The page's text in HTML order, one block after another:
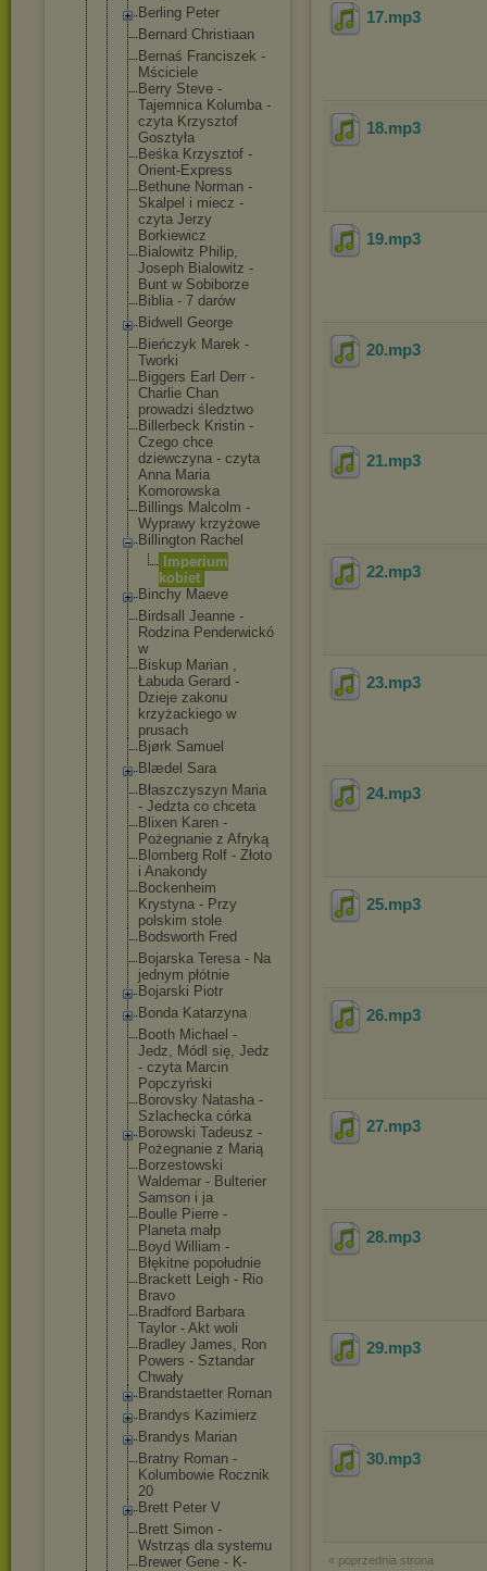
Berling Peter
Bernard Christiaan
Bernaś Franciszek -
Mściciele
Berry Steve -
Tajemnica Kolumba -
czyta Krzysztof
Gosztyła
Beśka Krzysztof -
Orient-Express
Bethune Norman -
Skalpel i miecz -
czyta Jerzy
Borkiewicz
Bialowitz Philip,
Joseph Bialowitz -
Bunt w Sobiborze
Biblia - 7 darów
Bidwell George
Bieńczyk Marek -
Tworki
Biggers Earl Derr -
Charlie Chan
prowadzi śledztwo
Billerbeck Kristin -
Czego chce
dziewczyna - czyta
Anna Maria
Komorowska
Billings Malcolm -
Wyprawy krzyżowe
Billington Rachel
Imperium
kobiet
Binchy Maeve
Birdsall Jeanne -
Rodzina Penderwickó
w
Biskup Marian ,
Łabuda Gerard -
Dzieje zakonu
krzyżackiego w
prusach
Bjørk Samuel
Blædel Sara
Błaszczyszyn Maria
- Jedzta co chceta
Blixen Karen -
Pożegnanie z Afryką
Blomberg Rolf - Złoto
i Anakondy
Bockenheim
Krystyna - Przy
polskim stole
Bodsworth Fred
Bojarska Teresa - Na
jednym płótnie
Bojarski Piotr
Bonda Katarzyna
Booth Michael -
Jedz, Módl się, Jedz
- czyta Marcin
Popczyński
Borovsky Natasha -
Szlachecka córka
Borowski Tadeusz -
Pożegnanie z Marią
Borzestowski
Waldemar - Bulterier
Samson i ja
Boulle Pierre -
Planeta małp
Boyd William -
Błękitne popołudnie
Brackett Leigh - Rio
Bravo
Bradford Barbara
Taylor - Akt woli
Bradley James, Ron
Powers - Sztandar
Chwały
Brandstaetter Roman
Brandys Kazimierz
Brandys Marian
Bratny Roman -
Kolumbowie Rocznik
20
Brett Peter V
Brett Simon -
Wstrząs dla systemu
Brewer Gene - K-
17.mp3
18.mp3
19.mp3
20.mp3
21.mp3
22.mp3
23.mp3
24.mp3
25.mp3
26.mp3
27.mp3
28.mp3
29.mp3
30.mp3
« poprzednia strona